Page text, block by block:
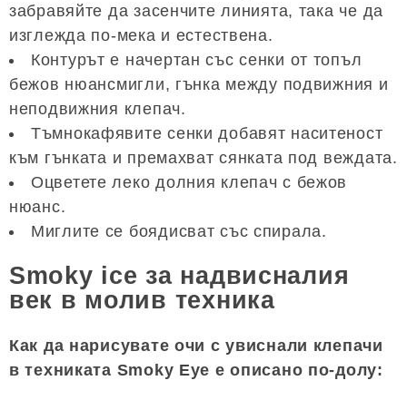
забравяйте да засенчите линията, така че да
изглежда по-мека и естествена.
Контурът е начертан със сенки от топъл
бежов нюансмигли, гънка между подвижния и
неподвижния клепач.
Тъмнокафявите сенки добавят наситеност
към гънката и премахват сянката под веждата.
Оцветете леко долния клепач с бежов
нюанс.
Миглите се боядисват със спирала.
Smoky ice за надвисналия
век в молив техника
Как да нарисувате очи с увиснали клепачи
в техниката Smoky Eye е описано по-долу: